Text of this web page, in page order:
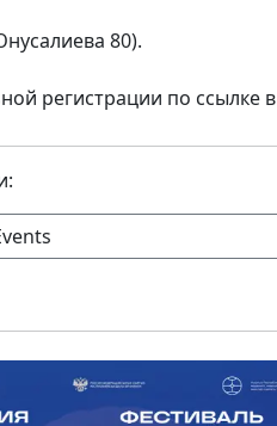
80).
регистрации по ссылке в